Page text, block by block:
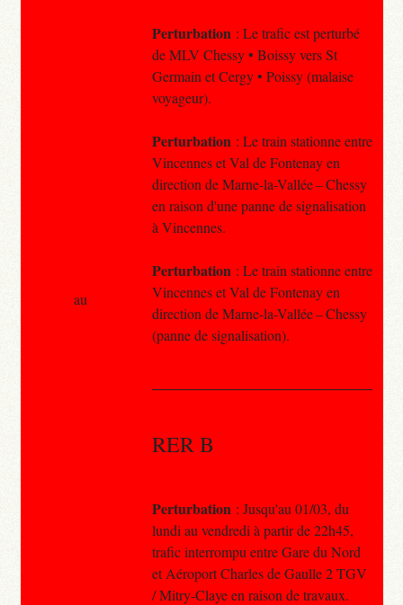
Perturbation : Le trafic est perturbé
de MLV Chessy • Boissy vers St
Germain et Cergy • Poissy (malaise
voyageur).
Perturbation : Le train stationne entre
Vincennes et Val de Fontenay en
direction de Marne-la-Vallée – Chessy
en raison d'une panne de signalisation
à Vincennes.
Perturbation : Le train stationne entre
Vincennes et Val de Fontenay en
direction de Marne-la-Vallée – Chessy
(panne de signalisation).
RER B
Perturbation : Jusqu'au 01/03, du
lundi au vendredi à partir de 22h45,
trafic interrompu entre Gare du Nord
et Aéroport Charles de Gaulle 2 TGV
/ Mitry-Claye en raison de travaux.
au